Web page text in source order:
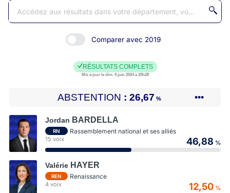
Comparer avec 2019
RÉSULTATS COMPLETS
Mis à jour le dim. 9 juin 2024 à 20h28
ABSTENTION 26,67 % •••
Jordan BARDELLA
RN Rassemblement national et ses alliés
15 voix 46,88 %
Valérie HAYER
REN Renaissance
4 voix 12,50 %